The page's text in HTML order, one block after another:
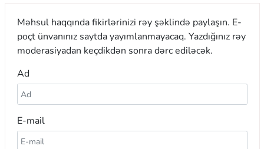
Məhsul haqqında fikirlərinizi rəy şəklində paylaşın. E-
poçt ünvanınız saytda yayımlanmayacaq. Yazdığınız rəy
moderasiyadan keçdikdən sonra dərc ediləcək.
Ad
E-mail